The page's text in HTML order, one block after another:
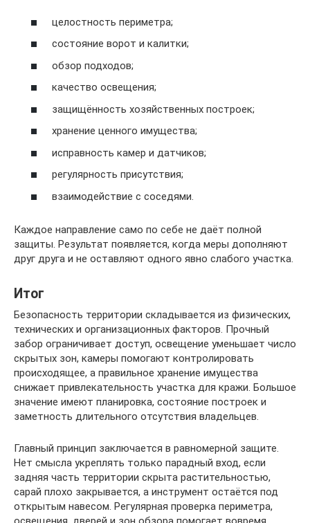
целостность периметра;
состояние ворот и калитки;
обзор подходов;
качество освещения;
защищённость хозяйственных построек;
хранение ценного имущества;
исправность камер и датчиков;
регулярность присутствия;
взаимодействие с соседями.
Каждое направление само по себе не даёт полной
защиты. Результат появляется, когда меры дополняют
друг друга и не оставляют одного явно слабого участка.
Итог
Безопасность территории складывается из физических,
технических и организационных факторов. Прочный
забор ограничивает доступ, освещение уменьшает число
скрытых зон, камеры помогают контролировать
происходящее, а правильное хранение имущества
снижает привлекательность участка для кражи. Большое
значение имеют планировка, состояние построек и
заметность длительного отсутствия владельцев.
Главный принцип заключается в равномерной защите.
Нет смысла укреплять только парадный вход, если
задняя часть территории скрыта растительностью,
сарай плохо закрывается, а инструмент остаётся под
открытым навесом. Регулярная проверка периметра,